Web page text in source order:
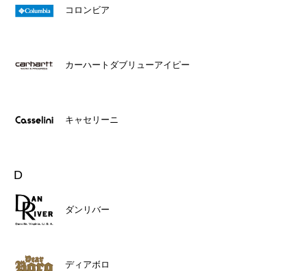
コロンビア
カーハートダブリューアイピー
キャセリーニ
D
ダンリバー
ディアボロ